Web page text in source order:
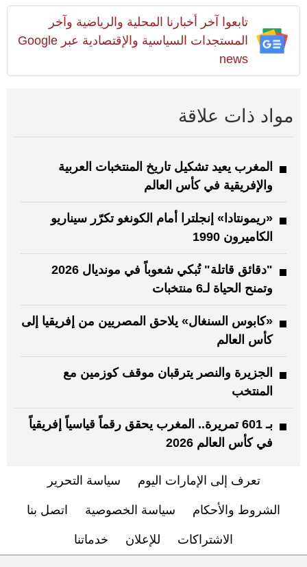
تابعوا آخر أخبارنا المحلية والرياضية وآخر
المستجدات السياسية والإقتصادية عبر Google
news
مواد ذات علاقة
المغرب يعيد تشكيل تاريخ المنتخبات العربية
والإفريقية في كأس العالم
«ريمونتادا» إنجلترا أمام الكونغو تكرّر سيناريو
الكاميرون 1990
"دقائق قاتلة" تُبكي شعوباً في مونديال 2026
وتمنح الحياة لـ6 منتخبات
«كابوس السنغال» يلاحق المصريين من إفريقيا إلى
كأس العالم
الجزيرة والنصر يترقبان موقف كوزمين مع
المنتخب
بـ 601 تمريرة.. المغرب يحقق رقماً قياسياً إفريقياً
في كأس العالم 2026
تعرف إلى الإمارات اليوم سياسة التحرير
الشروط والأحكام سياسة الخصوصية اتصل بنا
الاشتراكات للإعلان خدماتنا